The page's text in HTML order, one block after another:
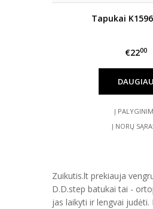
Tapukai
€2200
DAUGIAU
Į
Į NORŲ
Zuikutis.lt prekiauja
D.D.step batukai tai -
jas laikyti ir lengvai